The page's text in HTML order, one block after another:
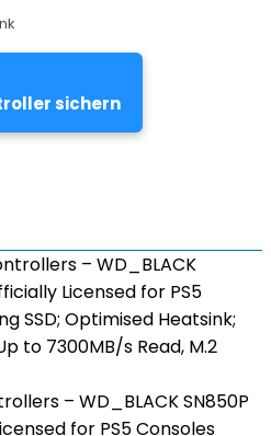
sichern
– WD_BLACK SN850P
for PS5 Consoles